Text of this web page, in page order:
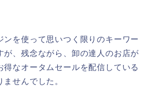
ンを使って思いつく限りのキーワー
が、残念ながら、卸の達人のお店が
得なオータムセールを配信している
せんでした。